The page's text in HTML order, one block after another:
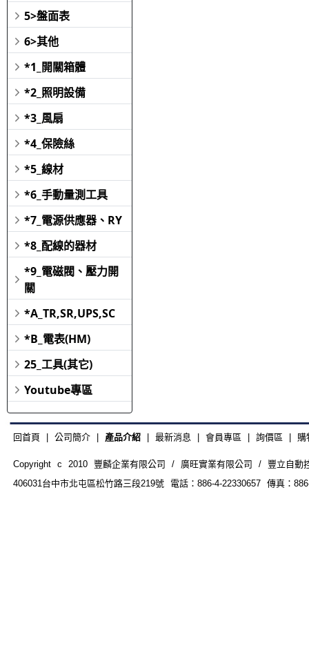
5>盤面表
6>其他
*1_開關箱體
*2_照明設備
*3_風扇
*4_保險絲
*5_線材
*6_手動量測工具
*7_電源供應器、RY
*8_配線的器材
*9_電磁閥、壓力開
關
*A_TR,SR,UPS,SC
*B_電表(HM)
25_工具(其它)
Youtube專區
回首頁 公司簡介| 產品介紹| 最新消息 會員專區 詢價區 購
Copyright c 2010 豐麟企業有限公司 / 廣旺實業有限公司 / 豐立自動
406031台中市北屯區松竹路三段219號 電話：886-4-22330657 傳真：